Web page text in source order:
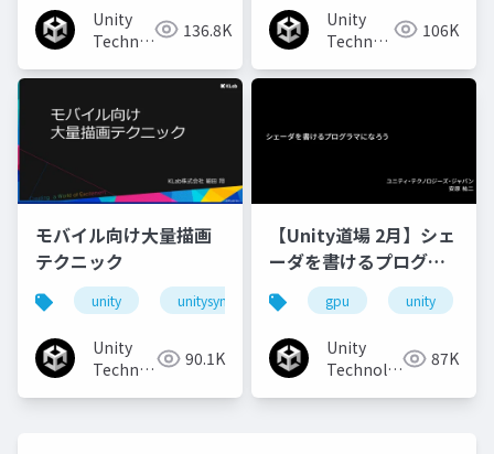
Unity
Technologies136.8K
Unity
Technologies106K
モバイル向け大量描画
テクニック
unity unitysync
Unity
Technologies90.1K
【Unity道場 2月】シェ
ーダを書けるプログラ
マになろう
gpu unity
Unity
Technologies 87K